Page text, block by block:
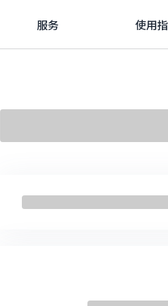
服务 使用